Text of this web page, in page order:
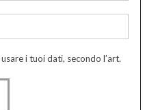
i tuoi dati, secondo l’art.